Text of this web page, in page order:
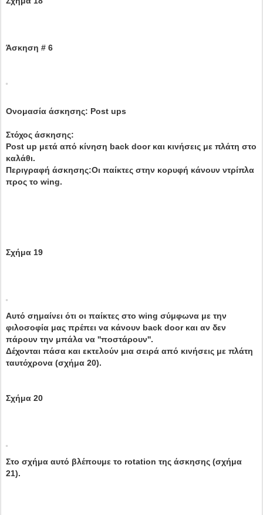
Άσκηση # 6
Ονομασία άσκησης: Post ups
Στόχος άσκησης:
Post up μετά από κίνηση back door και κινήσεις με πλάτη στο
καλάθι.
Περιγραφή άσκησης:Οι παίκτες στην κορυφή κάνουν ντρίπλα
προς το wing.
Σχήμα 19
Αυτό σημαίνει ότι οι παίκτες στο wing σύμφωνα με την
φιλοσοφία μας πρέπει να κάνουν back door και αν δεν
πάρουν την μπάλα να ''ποστάρουν''.
Δέχονται πάσα και εκτελούν μια σειρά από κινήσεις με πλάτη
ταυτόχρονα (σχήμα 20).
Σχήμα 20
Στο σχήμα αυτό βλέπουμε το rotation της άσκησης (σχήμα
21).